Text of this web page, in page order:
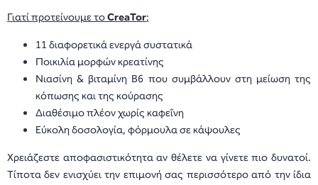
Γιατί προτείνουμε τοCreaTor;
11 διαφορετικά ενεργά συστατικά
Ποικιλία μορφών κρεατίνης
Νιασίνη & βιταμίνη B6 που συμβάλλουν στη μείωση της
κόπωσης και της κούρασης
Διαθέσιμο πλέον χωρίς καφεΐνη
Εύκολη δοσολογία, φόρμουλα σε κάψουλες
Χρειάζεστε αποφασιστικότητα αν θέλετε να γίνετε πιο δυνατοί.
Τίποτα δεν ενισχύει την επιμονή σας περισσότερο από την ίδια